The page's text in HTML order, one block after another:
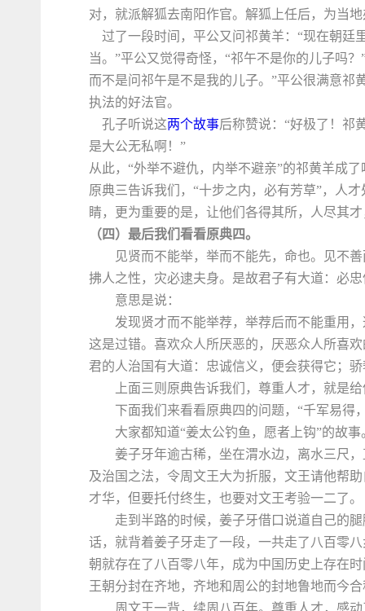
对，就派解狐去南阳作官。解狐上任后，为当
过了一段时间，平公又问祁黄羊：“现在朝廷
当。”平公又觉得奇怪，“祁午不是你的儿子吗
而不是问祁午是不是我的儿子。”平公很满意
执法的好法官。
孔子听说这两个故事后称赞说：“好极了！祁
是大公无私啊！”
从此，“外举不避仇，内举不避亲”的祁黄羊成
原典三告诉我们，“十步之内，必有芳草”，人
睛，更为重要的是，让他们各得其所，人尽其
（四）最后我们看看原典四。
见贤而不能举，举而不能先，命也。见不
拂人之性，灾必逮夫身。是故君子有大道：必
意思是说：
发现贤才而不能举荐，举荐后而不能重用
这是过错。喜欢众人所厌恶的，厌恶众人所喜
君的人治国有大道：忠诚信义，便会获得它；
上面三则原典告诉我们，尊重人才，就是
下面我们来看看原典四的问题，“千军易得
大家都知道“姜太公钓鱼，愿者上钩”的故事
姜子牙年逾古稀，坐在渭水边，离水三尺
及治国之法，令周文王大为折服，文王请他帮
才华，但要托付终生，也要对文王考验一二了。
走到半路的时候，姜子牙借口说道自己的
话，就背着姜子牙走了一段，一共走了八百零
朝就存在了八百零八年，成为中国历史上存在
王朝分封在齐地，齐地和周公的封地鲁地而今
周文王一背，续周八百年。尊重人才，感